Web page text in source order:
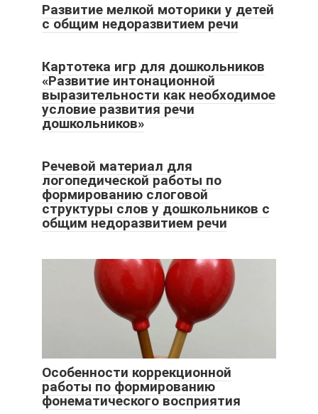
Развитие мелкой моторики у детей
с общим недоразвитием речи
Картотека игр для дошкольников
«Развитие интонационной
выразительности как необходимое
условие развития речи
дошкольников»
Речевой материал для
логопедической работы по
формированию слоговой
структуры слов у дошкольников с
общим недоразвитием речи
Особенности коррекционной
работы по формированию
фонематического восприятия